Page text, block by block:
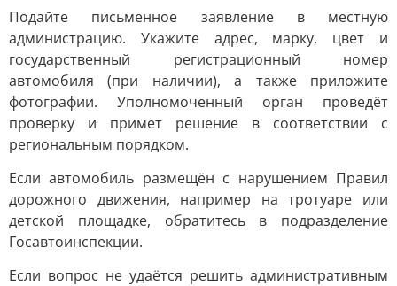
Подайте письменное заявление в местную
администрацию. Укажите адрес, марку, цвет и
государственный регистрационный номер
автомобиля (при наличии), а также приложите
фотографии. Уполномоченный орган проведёт
проверку и примет решение в соответствии с
региональным порядком.
Если автомобиль размещён с нарушением Правил
дорожного движения, например на тротуаре или
детской площадке, обратитесь в подразделение
Госавтоинспекции.
Если вопрос не удаётся решить административным